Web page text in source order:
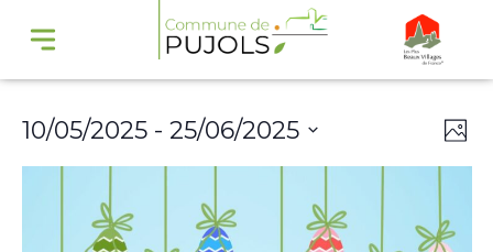
10/05/2025 - 25/06/2025
Select